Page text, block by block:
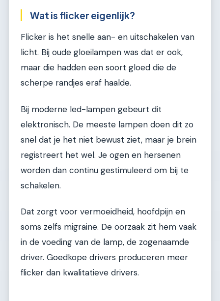
Wat is flicker eigenlijk?
Flicker is het snelle aan- en uitschakelen van
licht. Bij oude gloeilampen was dat er ook,
maar die hadden een soort gloed die de
scherpe randjes eraf haalde.
Bij moderne led-lampen gebeurt dit
elektronisch. De meeste lampen doen dit zo
snel dat je het niet bewust ziet, maar je brein
registreert het wel. Je ogen en hersenen
worden dan continu gestimuleerd om bij te
schakelen.
Dat zorgt voor vermoeidheid, hoofdpijn en
soms zelfs migraine. De oorzaak zit hem vaak
in de voeding van de lamp, de zogenaamde
driver. Goedkope drivers produceren meer
flicker dan kwalitatieve drivers.